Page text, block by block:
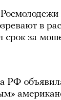
в
срок за
РФ